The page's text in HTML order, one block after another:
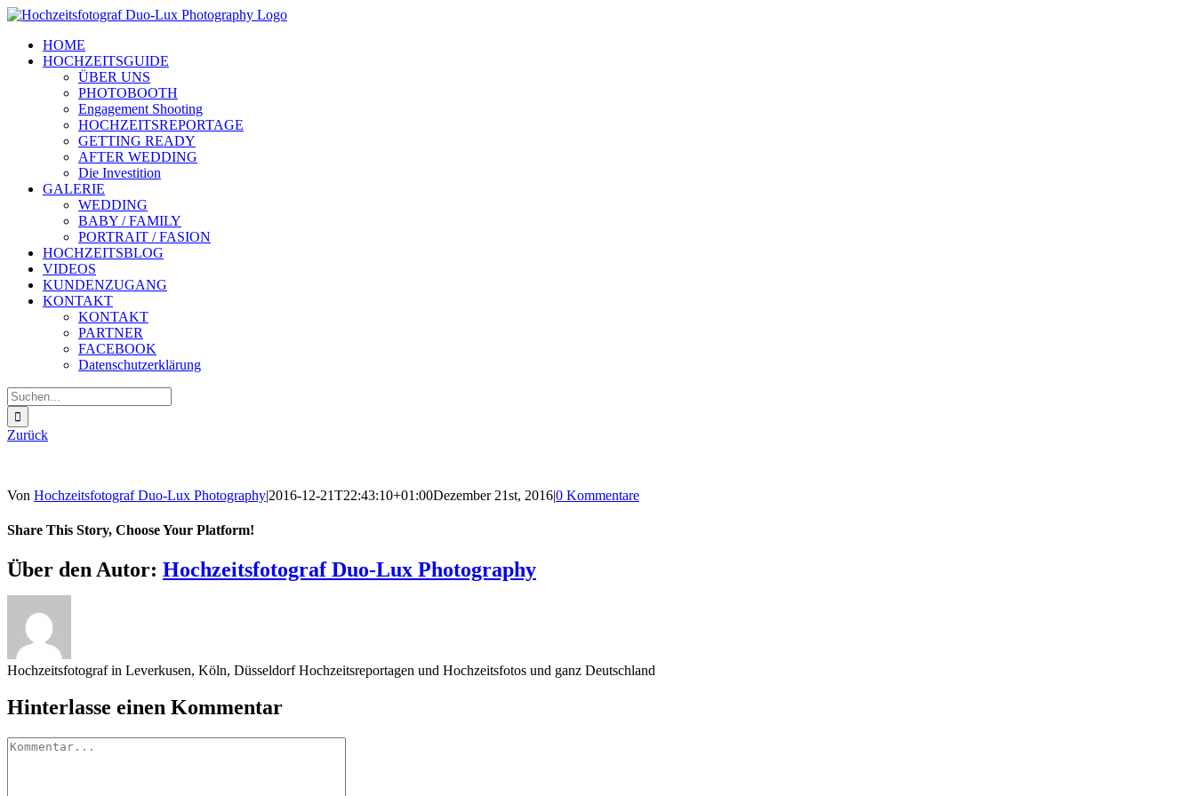
Zum
springenHOME
HOCHZEITSGUIDE
ÜBER UNS
PHOTOBOOTH
Engagement Shooting
HOCHZEITSREPORTAGE
GETTING READY
AFTER WEDDING
Die Investition
GALERIE
WEDDING
BABY / FAMILY
PORTRAIT / FASION
HOCHZEITSBLOG
VIDEOS
KUNDENZUGANG
KONTAKT
KONTAKT
PARTNER
FACEBOOK
Datenschutzerklärung
Suche
nach:
Zurück
Von Hochzeitsfotograf Duo-Lux Photography|2016-12-21T22:43:10+01:00Dezember 21st, 2016|0 Kommentare
Share This Story, Choose Your Platform!
Sharing_facebook
Sharing_twitter
Sharing_reddit
Über den Autor: Hochzeitsfotograf Duo-Lux Photography
Hochzeitsfotograf in Leverkusen, Köln, Düsseldorf Hochzeitsreportagen und Hochzeitsfotos und ganz Deutschland
Hinterlasse einen Kommentar
Kommentar